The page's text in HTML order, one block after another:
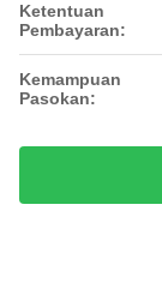
Ketentuan
Pembayaran:
Kemampuan
Pasokan: